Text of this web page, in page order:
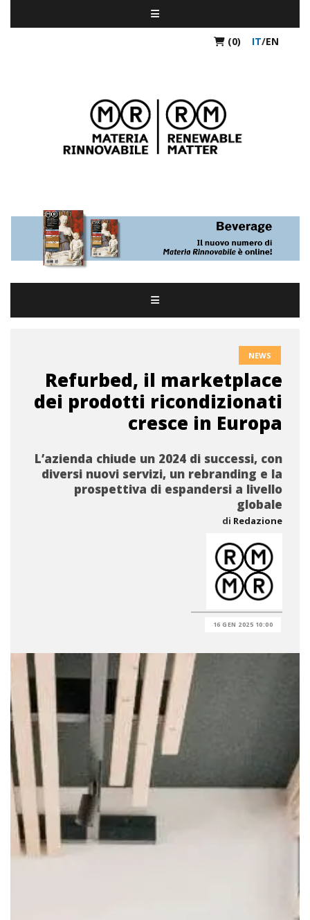
(0) IT/EN
NEWS
Refurbed, il marketplace
dei prodotti ricondizionati
cresce in Europa
L’azienda chiude un 2024 di successi, con
diversi nuovi servizi, un rebranding e la
prospettiva di espandersi a livello
globale
di Redazione
16 GEN 2025 10:00